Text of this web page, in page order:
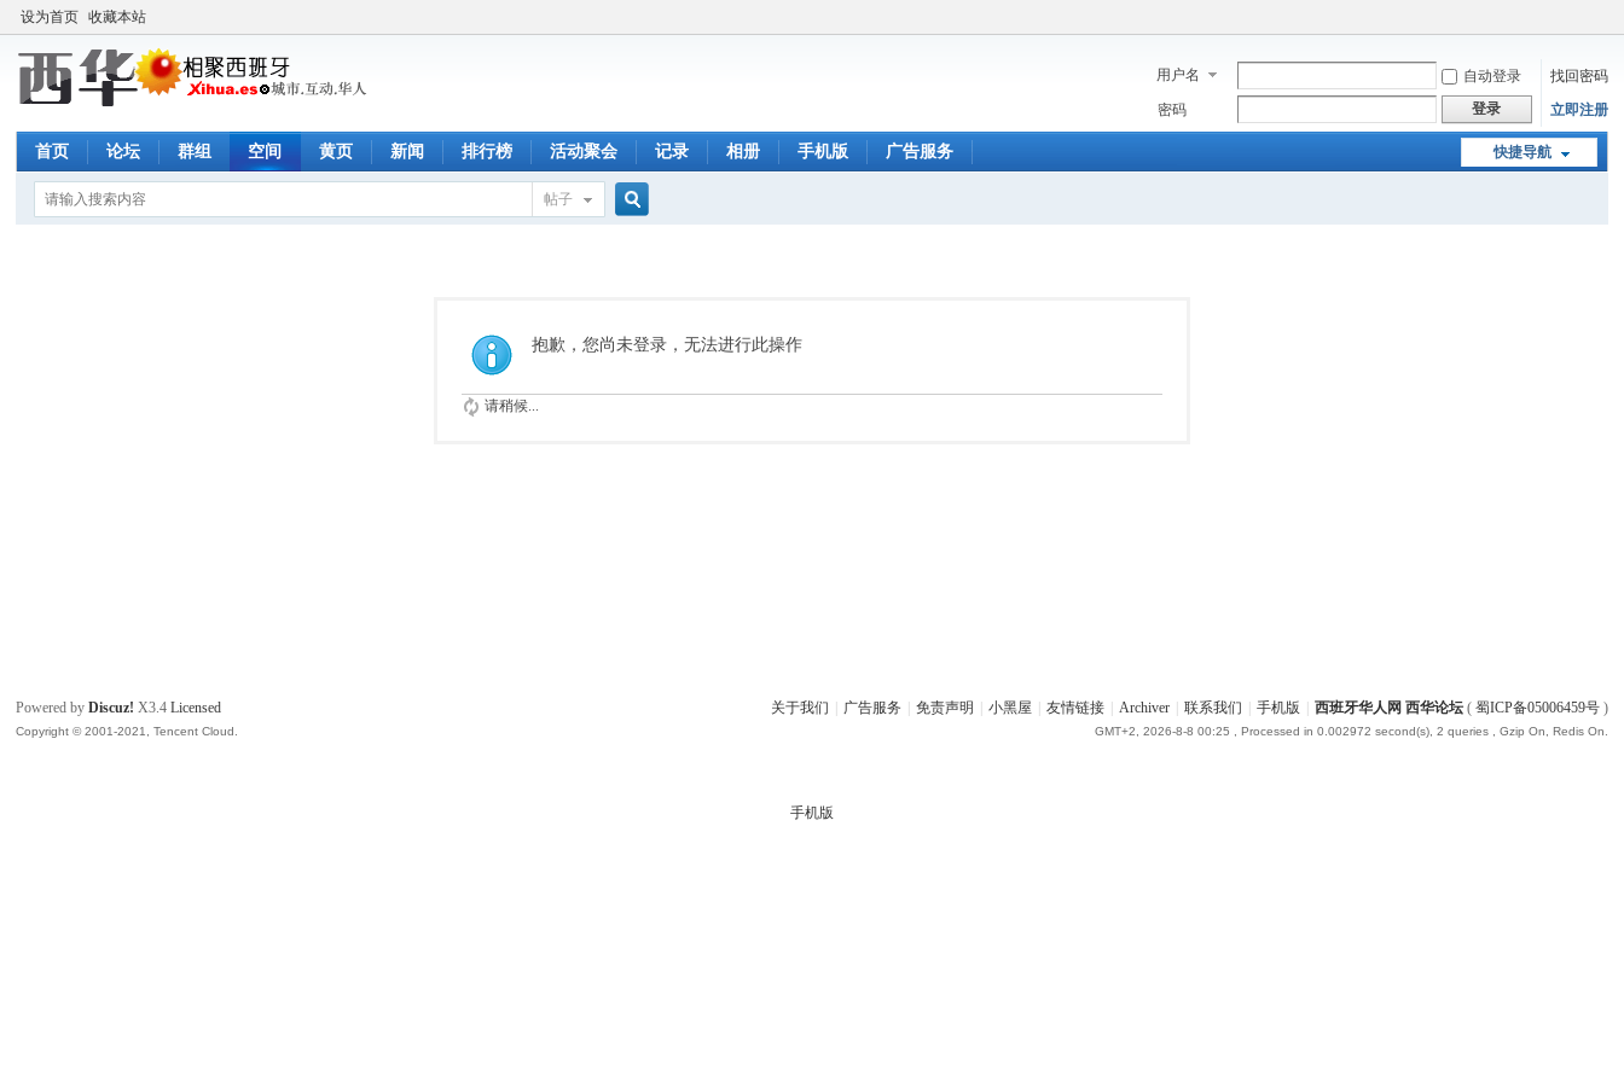
设为首页 收藏本站
用户名 自动登录
找回密码
密码
登录 立即注册
快捷导航
首页 论坛 群组 空间 黄页 新闻 排行榜 活动聚会 记录 相册 手机版 广告服务
帖子
索
抱歉，您尚未登录，无法进行此操作
请稍候...
关于我们 广告服务 免责声明 小黑屋 友情链接 Archiver 联系我们 手机版 西班牙华人网 西华论坛( 蜀ICP备05006459号)
GMT+2, 2026-8-8 00:25 , Processed in 0.002972 second(s), 2 queries , Gzip On, Redis On.
Powered byDiscuz! X3.4 Licensed
Copyright © 2001-2021, Tencent Cloud.
手机版